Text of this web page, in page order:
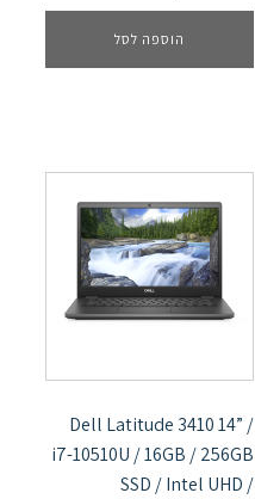
הוספה לסל
Dell Latitude 3410 14” /
i7-10510U / 16GB / 256GB
SSD / Intel UHD /